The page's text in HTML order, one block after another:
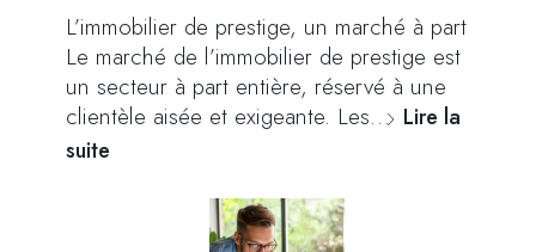
L’immobilier de prestige, un marché à part
Le marché de l’immobilier de prestige est
un secteur à part entière, réservé à une
clientèle aisée et exigeante. Les… Lire la
suite